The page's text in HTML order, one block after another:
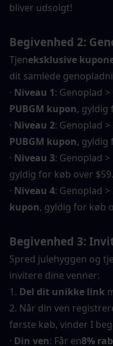
bliver udsolgt!
Begivenhed 2:
Tjeneksklusive
dit samlede
· Niveau 1: Genoplad
PUBGM kupon, gyldig
· Niveau 2: Genoplad
PUBGM kupon, gyldig
· Niveau 3: Genoplad
gyldig for køb over $59.
· Niveau 4: Genoplad
kupon, gyldig for køb
Begivenhed 3:
Spred julehyggen og
invitere dine venner:
1. Del dit unikke link
2. Når din ven
første køb, vinder I
· Din ven: Får en8%